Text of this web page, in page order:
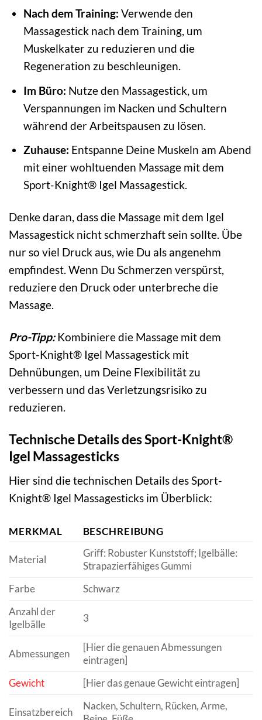
Nach dem Training: Verwende den
Massagestick nach dem Training, um
Muskelkater zu reduzieren und die
Regeneration zu beschleunigen.
Im Büro: Nutze den Massagestick, um
Verspannungen im Nacken und Schultern
während der Arbeitspausen zu lösen.
Zuhause: Entspanne Deine Muskeln am Abend
mit einer wohltuenden Massage mit dem
Sport-Knight® Igel Massagestick.
Denke daran, dass die Massage mit dem Igel
Massagestick nicht schmerzhaft sein sollte. Übe
nur so viel Druck aus, wie Du als angenehm
empfindest. Wenn Du Schmerzen verspürst,
reduziere den Druck oder unterbreche die
Massage.
Pro-Tipp:Kombiniere die Massage mit dem
Sport-Knight® Igel Massagestick mit
Dehnübungen, um Deine Flexibilität zu
verbessern und das Verletzungsrisiko zu
reduzieren.
Technische Details des Sport-Knight®
Igel Massagesticks
Hier sind die technischen Details des Sport-
Knight® Igel Massagesticks im Überblick:
MERKMAL BESCHREIBUNG
Material
Griff: Robuster Kunststoff; Igelbälle:
Strapazierfähiges Gummi
Farbe
Schwarz
Anzahl der
Igelbälle
3
Abmessungen
[Hier die genauen Abmessungen
eintragen]
Gewicht
[Hier das genaue Gewicht eintragen]
Einsatzbereich
Nacken, Schultern, Rücken, Arme,